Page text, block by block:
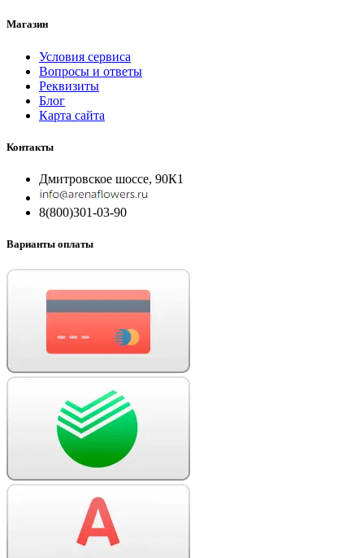
Магазин
Условия сервиса
Вопросы и ответы
Реквизиты
Блог
Карта сайта
Контакты
Дмитровское шоссе, 90К1
8(800)301-03-90
Варианты оплаты